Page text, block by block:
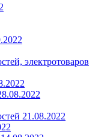
электротоваров
21.08.2022